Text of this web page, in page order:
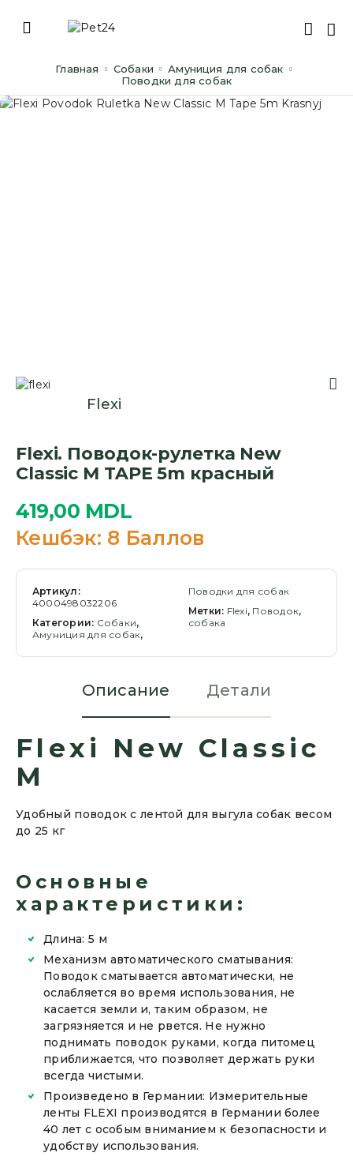
Главная Cобаки
Амуниция для собак
Поводки для собак
Flexi
Flexi. Поводок-рулетка New
Classic M TAPE 5m красный
419,00 MDL
Кешбэк: 8 Баллов
Артикул:
4000498032206
Категории: Cобаки,
Амуниция для собак,
Поводки для собак
Метки: Flexi, Поводок,
собака
Описание Детали
Flexi New Classic
M
Удобный поводок с лентой для выгула собак весом
до 25 кг
Основные
характеристики:
Длина: 5 м
Механизм автоматического сматывания:
Поводок сматывается автоматически, не
ослабляется во время использования, не
касается земли и, таким образом, не
загрязняется и не рвется. Не нужно
поднимать поводок руками, когда питомец
приближается, что позволяет держать руки
всегда чистыми.
Произведено в Германии: Измерительные
ленты FLEXI производятся в Германии более
40 лет с особым вниманием к безопасности и
удобству использования.